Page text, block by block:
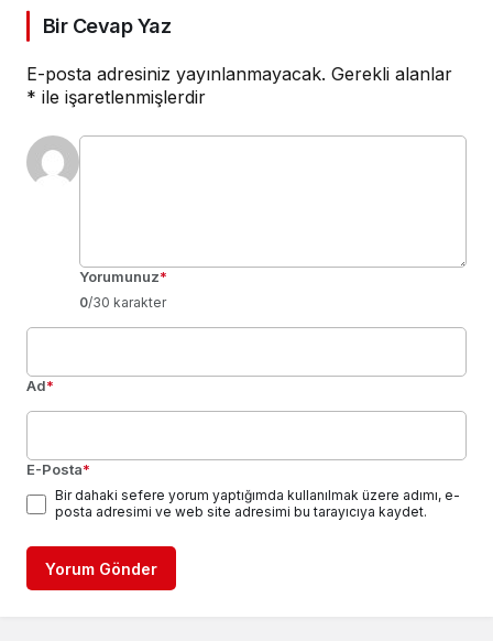
Bir Cevap Yaz
E-posta adresiniz yayınlanmayacak. Gerekli alanlar
* ile işaretlenmişlerdir
Yorumunuz*
0/30 karakter
Ad*
E-Posta*
Bir dahaki sefere yorum yaptığımda kullanılmak üzere adımı, e-
posta adresimi ve web site adresimi bu tarayıcıya kaydet.
Yorum Gönder